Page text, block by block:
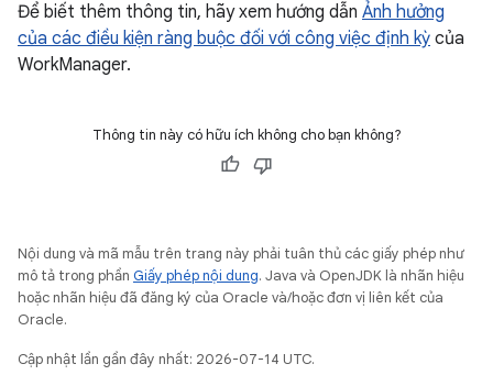
Để biết thêm thông tin, hãy xem hướng dẫn Ảnh hưởng
của các điều kiện ràng buộc đối với công việc định kỳ của
WorkManager.
Thông tin này có hữu ích không cho bạn không?
Nội dung và mã mẫu trên trang này phải tuân thủ các giấy phép như
mô tả trong phần Giấy phép nội dung. Java và OpenJDK là nhãn hiệu
hoặc nhãn hiệu đã đăng ký của Oracle và/hoặc đơn vị liên kết của
Oracle.
Cập nhật lần gần đây nhất: 2026-07-14 UTC.